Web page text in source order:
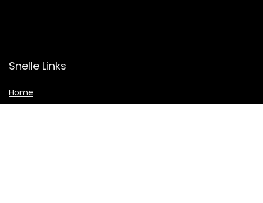
Snelle Links
Home